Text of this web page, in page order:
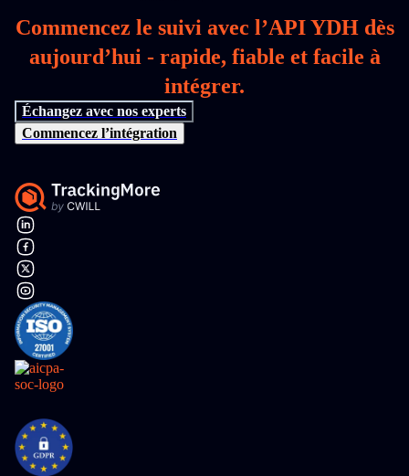
Commencez le suivi avec l’API YDH dès
aujourd’hui - rapide, fiable et facile à
intégrer.
Échangez avec nos experts
Commencez l’intégration